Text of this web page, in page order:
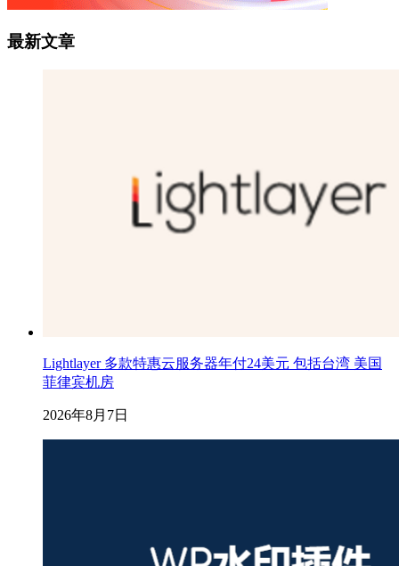
最新文章
Lightlayer 多款特惠云服务器年付24美元 包括台湾 美国
菲律宾机房
2026年8月7日